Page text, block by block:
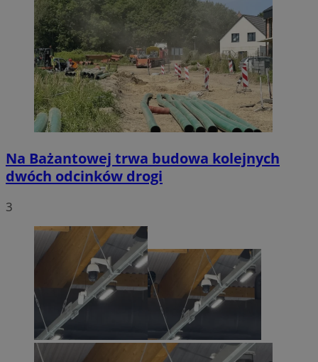
Na Bażantowej trwa budowa kolejnych
dwóch odcinków drogi
3